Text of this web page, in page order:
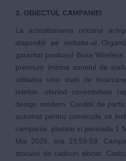
3. OBIECTUL CAMPANIEI
La achizitionarea oricarui
disponibil pe website-ul
garantat produsul Boxa
premium imbina sunetul de
utilitatea unei statii de
telefon, oferind conectivitate
design modern. Conditii de
automat pentru comenzile ce
campanie, plasate in perioada 1
Mai 2026, ora 23:59:59.
stocului de cadouri alocat.